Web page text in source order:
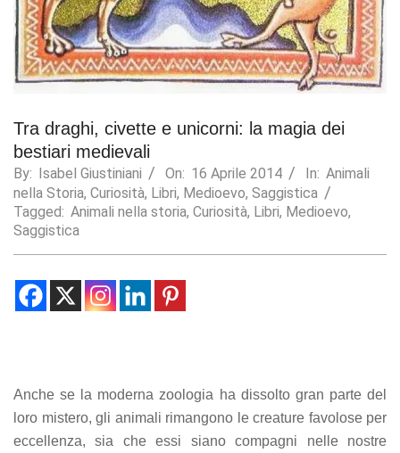
Tra draghi, civette e unicorni: la magia dei
bestiari medievali
By: Isabel Giustiniani On: 16 Aprile 2014 In: Animali
nella Storia, Curiosità, Libri, Medioevo, Saggistica
Tagged: Animali nella storia, Curiosità, Libri, Medioevo,
Saggistica
Anche se la moderna zoologia ha dissolto gran parte del
loro mistero, gli animali rimangono le creature favolose per
eccellenza, sia che essi siano compagni nelle nostre
Statistics
In order for
us to
improve the
and
structure,
how the
website is
used.
In order for
our website
visit. If you
refuse these
cookies,
some